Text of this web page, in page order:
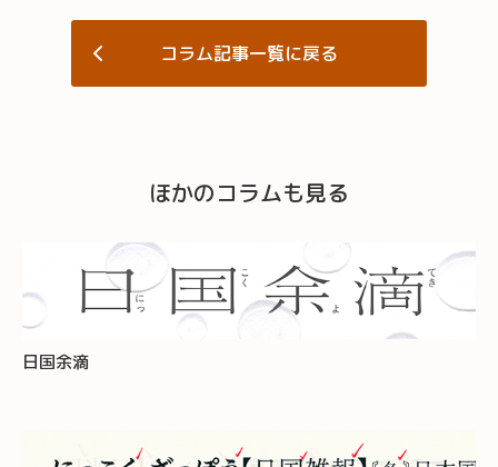
コラム記事一覧に戻る
ほかのコラムも見る
日国余滴